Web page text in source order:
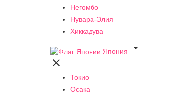
Негомбо
Нувара-Элия
Хиккадува
Япония


Токио
Осака